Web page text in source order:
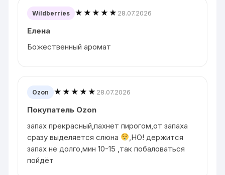
Wildberries ★★★★★ 28.07.2026
Елена
Божественный аромат
Ozon ★★★★★ 28.07.2026
Покупатель Ozon
запах прекрасный,пахнет пирогом,от запаха
сразу выделяется слюна
,НО! держится
запах не долго,мин 10-15 ,так побаловаться
пойдёт